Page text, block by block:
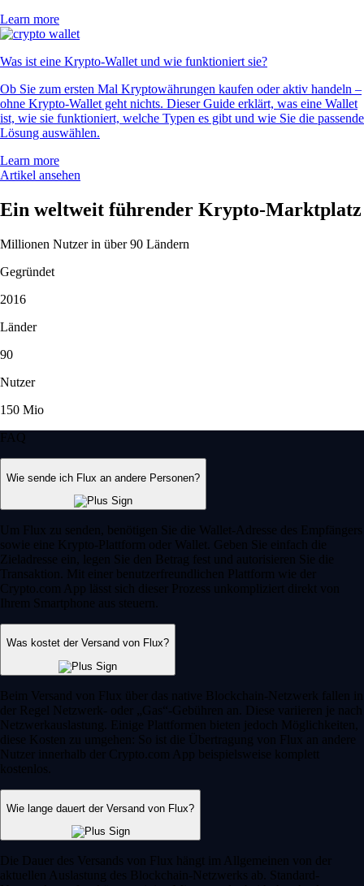
Learn more
Was ist eine Krypto-Wallet und wie funktioniert sie?
Ob Sie zum ersten Mal Kryptowährungen kaufen oder aktiv handeln –
ohne Krypto-Wallet geht nichts. Dieser Guide erklärt, was eine Wallet
ist, wie sie funktioniert, welche Typen es gibt und wie Sie die passende
Lösung auswählen.
Learn more
Artikel ansehen
Ein weltweit führender Krypto-Marktplatz
Millionen Nutzer in über 90 Ländern
Gegründet
2016
Länder
90
Nutzer
150 Mio
FAQ
Wie sende ich Flux an andere Personen?
Um Flux zu senden, benötigen Sie die Wallet-Adresse des Empfängers
sowie eine Krypto-Plattform oder Wallet. Geben Sie einfach die
Zieladresse ein, legen Sie den Betrag fest und autorisieren Sie die
Transaktion. Mit einer benutzerfreundlichen Plattform wie der
Crypto.com App lässt sich dieser Prozess unkompliziert direkt von
Ihrem Smartphone aus steuern.
Was kostet der Versand von Flux?
Beim Versand von Flux über das native Blockchain-Netzwerk fallen in
der Regel Netzwerk- oder „Gas“-Gebühren an. Diese variieren je nach
Netzwerkauslastung. Einige Plattformen bieten jedoch Möglichkeiten,
diese Kosten zu umgehen: So ist die Übertragung von Flux an andere
Nutzer innerhalb der Crypto.com App beispielsweise komplett
kostenlos.
Wie lange dauert der Versand von Flux?
Die Dauer des Versands von Flux hängt im Allgemeinen von der
aktuellen Auslastung des Blockchain-Netzwerks ab. Standard-